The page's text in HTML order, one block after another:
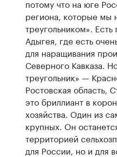
потому что на юге
региона, которые мы
треугольником».
Адыгея, где есть
для наращивания
Северного Кавказа.
треугольник» —
Ростовская область,
это бриллиант в
хозяйства. Один из
крупных. Он
территорией
для России, но и для